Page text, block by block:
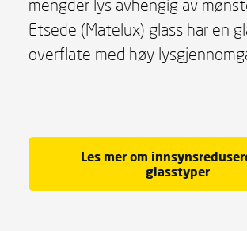
mengder lys avhengig av
Etsede (Matelux) glass har en
overflate med høy
Les mer om
glasstyper